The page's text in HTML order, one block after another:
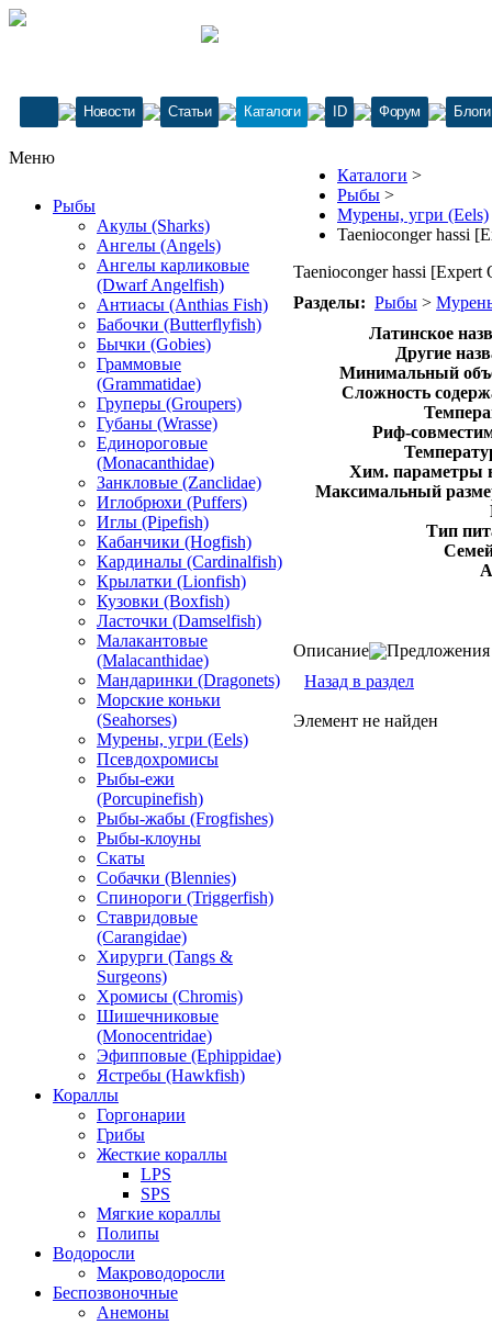
Новости Статьи Каталоги ID Форум Блоги
Меню
Рыбы
Акулы (Sharks)
Ангелы (Angels)
Ангелы карликовые
(Dwarf Angelfish)
Антиасы (Anthias Fish)
Бабочки (Butterflyfish)
Бычки (Gobies)
Граммовые
(Grammatidae)
Груперы (Groupers)
Губаны (Wrasse)
Единороговые
(Monacanthidae)
Занкловые (Zanclidae)
Иглобрюхи (Puffers)
Иглы (Pipefish)
Кабанчики (Hogfish)
Кардиналы (Cardinalfish)
Крылатки (Lionfish)
Кузовки (Boxfish)
Ласточки (Damselfish)
Малакантовые
(Malacanthidae)
Мандаринки (Dragonets)
Морские коньки
(Seahorses)
Мурены, угри (Eels)
Псевдохромисы
Рыбы-ежи
(Porcupinefish)
Рыбы-жабы (Frogfishes)
Рыбы-клоуны
Скаты
Собачки (Blennies)
Спинороги (Triggerfish)
Ставридовые
(Carangidae)
Хирурги (Tangs &
Surgeons)
Хромисы (Chromis)
Шишечниковые
(Monocentridae)
Эфипповые (Ephippidae)
Ястребы (Hawkfish)
Кораллы
Горгонарии
Грибы
Жесткие кораллы
LPS
SPS
Мягкие кораллы
Полипы
Водоросли
Макроводоросли
Беспозвоночные
Анемоны
Каталоги >
Рыбы >
Мурены, угри (Eels)
Taenioconger hassi
Taenioconger hassi [Expert
Разделы: Рыбы >
Латинское
Другие
Минимальный
Сложность
Риф-
Хим. параметры
Максимальный
Тип
Описание
Назад в раздел
Элемент не найден